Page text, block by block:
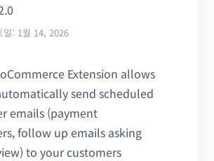
일: 1월 14, 2026
Extension allows
send scheduled
emails (payment
follow up emails asking
to your customers